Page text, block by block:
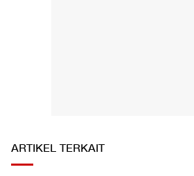
ARTIKEL TERKAIT